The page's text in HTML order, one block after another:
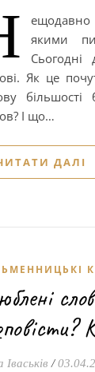
якими
Як це
більшості
І що…
ДАЛІ
Іваськів /